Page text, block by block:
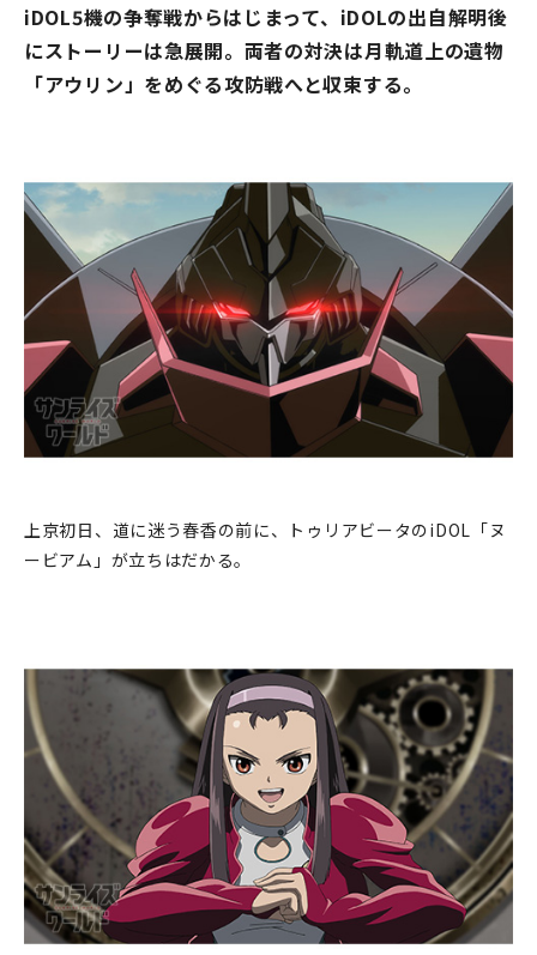
iDOL5機の争奪戦からはじまって、iDOLの出自解明後
にストーリーは急展開。両者の対決は月軌道上の遺物
「アウリン」をめぐる攻防戦へと収束する。
上京初日、道に迷う春香の前に、トゥリアビータのiDOL「ヌ
ービアム」が立ちはだかる。